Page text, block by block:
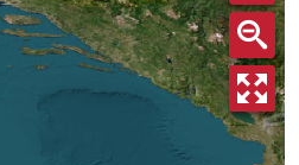
Settanta nei